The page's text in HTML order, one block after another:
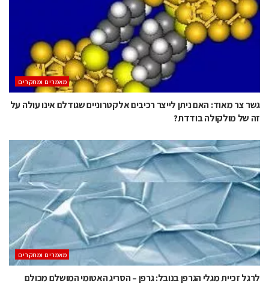
מאמרים ומחקרים
גשר צר מאוד: האם ניתן לייצר רכיבים אלקטרוניים שגודלם אינו עולה על
זה של מולקולה בודדת?
מאמרים ומחקרים
לרגל זכיית מגלי הגרפן בנובל: גרפן – הסריג האטומי המושלם מכולם